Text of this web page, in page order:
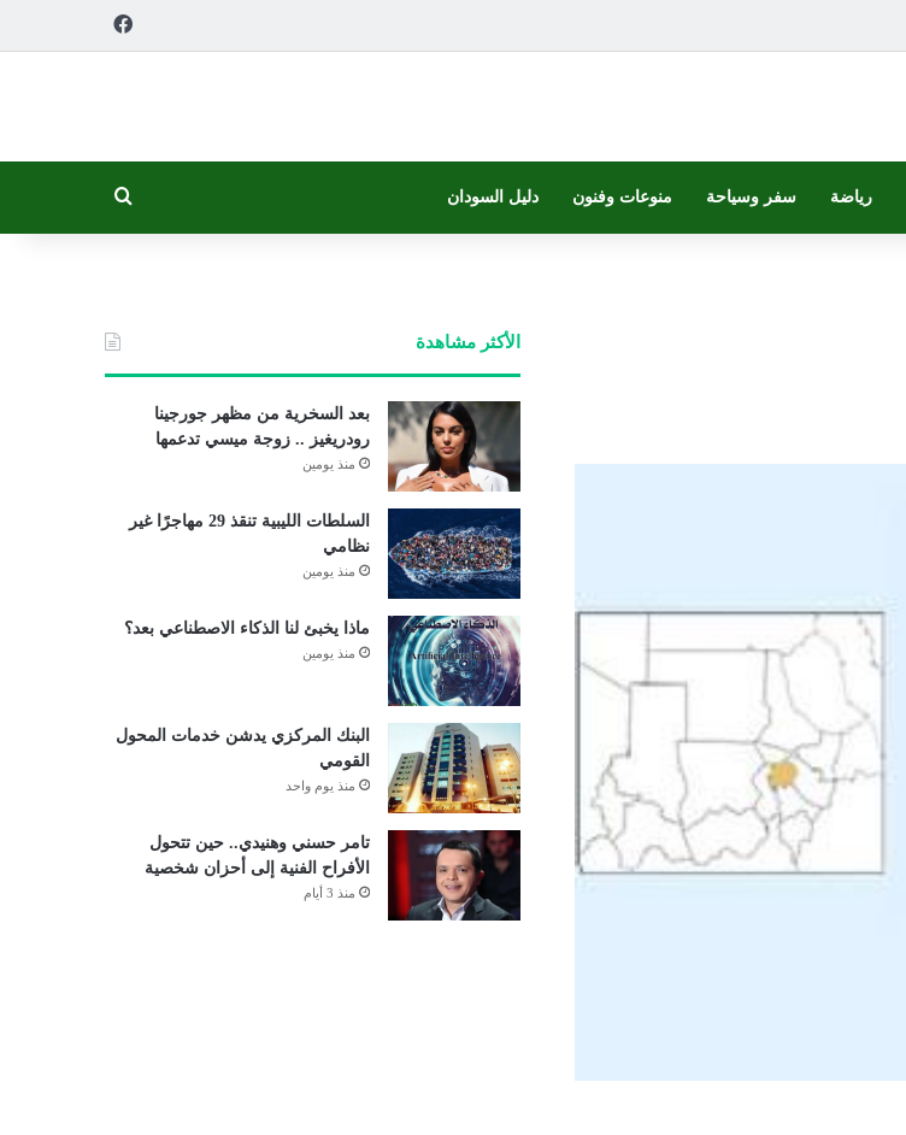
رياضة سفر وسياحة منوعات وفنون دليل السودان
الأكثر مشاهدة
بعد السخرية من مظهر جورجينا
رودريغيز .. زوجة ميسي تدعمها
منذ يومين
السلطات الليبية تنقذ 29 مهاجرًا غير
نظامي
منذ يومين
ماذا يخبئ لنا الذكاء الاصطناعي بعد؟
منذ يومين
البنك المركزي يدشن خدمات المحول
القومي
منذ يوم واحد
تامر حسني وهنيدي.. حين تتحول
الأفراح الفنية إلى أحزان شخصية
منذ 3 أيام